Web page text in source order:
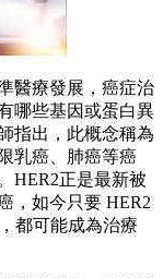
醫療發展，癌症治
哪些基因或蛋白異
指出，此概念稱為
乳癌、肺癌等癌
HER2正是最新被
，如今只要 HER2
都可能成為治療